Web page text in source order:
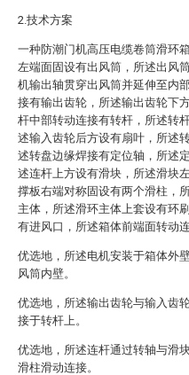
2.技术方案
一种防潮门机高压电缆卷筒滑环
左端面固设有出风筒，所述出风
机输出轴贯穿出风筒并延伸至内
接有输出齿轮，所述输出齿轮下
杆中部转动连接有转杆，所述转
述输入齿轮后方设有扇叶，所述
述转盘边缘焊接有定位轴，所述
述连杆上方设有滑块，所述滑块
撑板右端对称固设有两个滑柱，
主体，所述滑环主体上套设有环
有进风口，所述箱体前端面转动
优选地，所述电机安装于箱体外
风筒内壁。
优选地，所述输出齿轮与输入齿
接于转杆上。
优选地，所述连杆通过转轴与滑
滑柱滑动连接。